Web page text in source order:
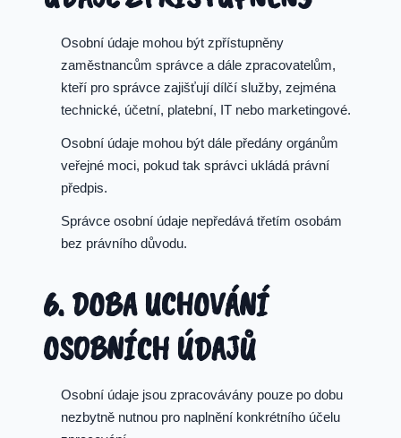
Osobní údaje mohou být zpřístupněny
zaměstnancům správce a dále zpracovatelům,
kteří pro správce zajišťují dílčí služby, zejména
technické, účetní, platební, IT nebo marketingové.
Osobní údaje mohou být dále předány orgánům
veřejné moci, pokud tak správci ukládá právní
předpis.
Správce osobní údaje nepředává třetím osobám
bez právního důvodu.
6. DOBA UCHOVÁNÍ
OSOBNÍCH ÚDAJŮ
Osobní údaje jsou zpracovávány pouze po dobu
nezbytně nutnou pro naplnění konkrétního účelu